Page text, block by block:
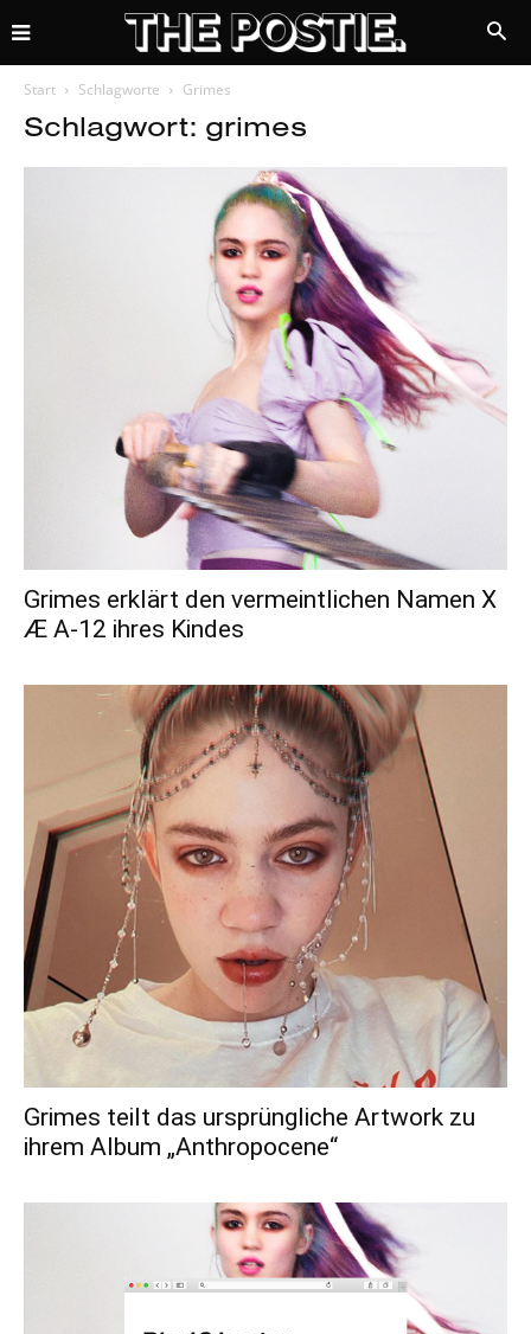
Start Schlagworte Grimes
Schlagwort: grimes
Grimes erklärt den vermeintlichen Namen X
Æ A-12 ihres Kindes
Grimes teilt das ursprüngliche Artwork zu
ihrem Album „Anthropocene“